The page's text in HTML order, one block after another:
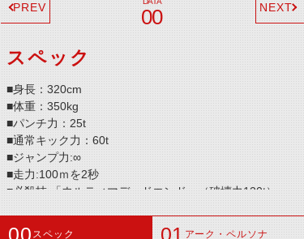
00
PREV NEXT
スペック
■身長：320cm
■体重：350kg
■パンチ力：25t
■通常キック力：60t
■ジャンプ力:∞
■走力:100ｍを2秒
■必殺技:「ウルティマデッドエンド」（破壊力120t）
スペック アーク・ペルソナ